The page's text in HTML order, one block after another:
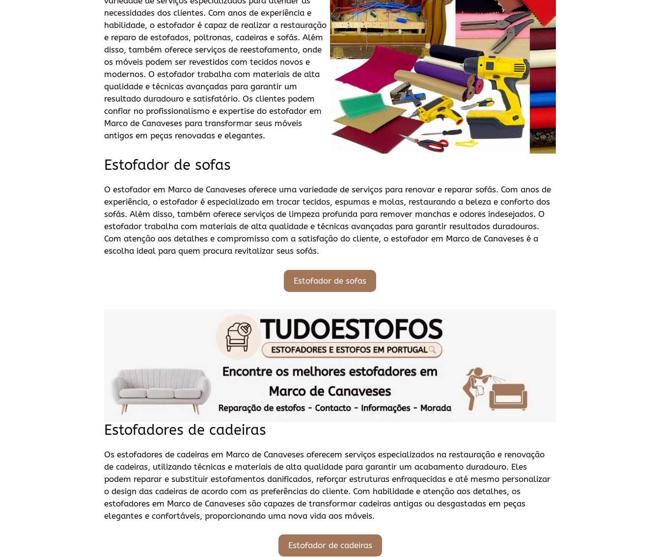
necessidades dos clientes. Com anos de experiência e
habilidade, o estofador é capaz de realizar a restauração
e reparo de estofados, poltronas, cadeiras e sofás. Além
disso, também oferece serviços de reestofamento, onde
os móveis podem ser revestidos com tecidos novos e
modernos. O estofador trabalha com materiais de alta
qualidade e técnicas avançadas para garantir um
resultado duradouro e satisfatório. Os clientes podem
confiar no profissionalismo e expertise do estofador em
Marco de Canaveses para transformar seus móveis
antigos em peças renovadas e elegantes.
Estofador de sofas
O estofador em Marco de Canaveses oferece uma variedade de serviços para renovar e reparar sofás. Com anos de
experiência, o estofador é especializado em trocar tecidos, espumas e molas, restaurando a beleza e conforto dos
sofás. Além disso, também oferece serviços de limpeza profunda para remover manchas e odores indesejados. O
estofador trabalha com materiais de alta qualidade e técnicas avançadas para garantir resultados duradouros.
Com atenção aos detalhes e compromisso com a satisfação do cliente, o estofador em Marco de Canaveses é a
escolha ideal para quem procura revitalizar seus sofás.
Estofador de sofas
Estofadores de cadeiras
Os estofadores de cadeiras em Marco de Canaveses oferecem serviços especializados na restauração e renovação
de cadeiras, utilizando técnicas e materiais de alta qualidade para garantir um acabamento duradouro. Eles
podem reparar e substituir estofamentos danificados, reforçar estruturas enfraquecidas e até mesmo personalizar
o design das cadeiras de acordo com as preferências do cliente. Com habilidade e atenção aos detalhes, os
estofadores em Marco de Canaveses são capazes de transformar cadeiras antigas ou desgastadas em peças
elegantes e confortáveis, proporcionando uma nova vida aos móveis.
Estofador de cadeiras